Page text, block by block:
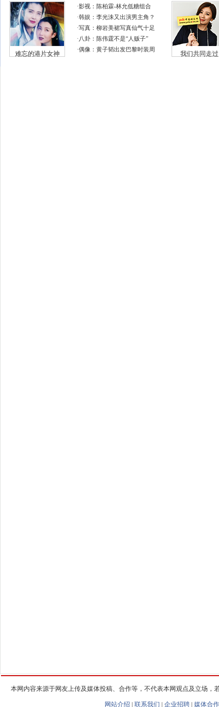
本网内容来源于网友上传及媒体投稿、合作等，不代表本网观点及立场
网站介绍 | 联系我们 | 企业招聘 | 媒体合作